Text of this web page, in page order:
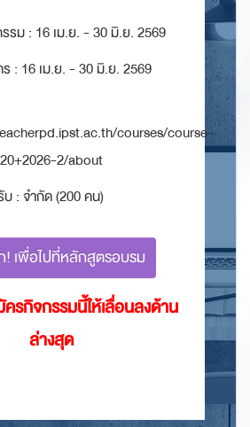
รม : 16 เม.ย. - 30 มิ.ย. 2569
: 16 เม.ย. - 30 มิ.ย. 2569
courses/course-
2/about
บ : จำกัด (200 คน)
! เพื่อไปที่หลักสูตรอบรม
รกิจกรรมนี้ให้เลื่อนลงด้าน
ล่างสุด